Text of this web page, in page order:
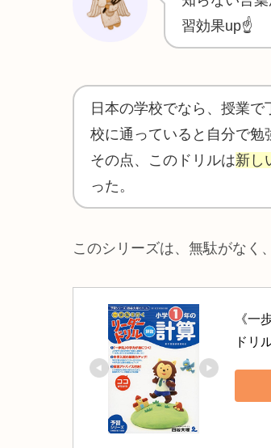
習効果up☝️
日本の学校でなら、授業
校に通っていると自分で勉
その点、このドリルは新し
った。
このシリーズは、無駄がなく
《一
ドリ